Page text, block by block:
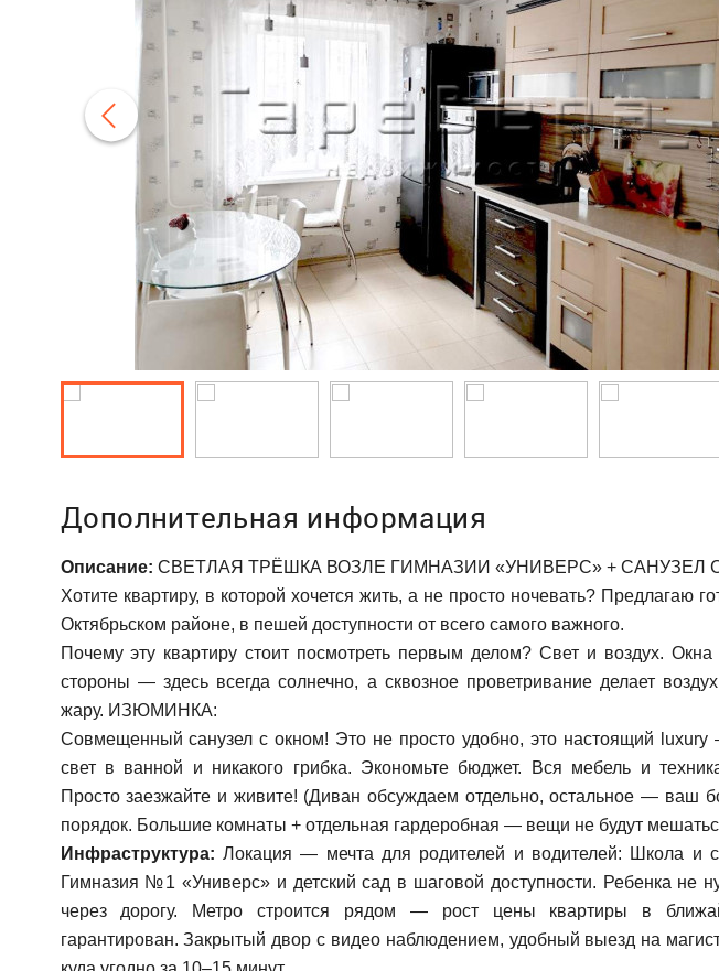
Дополнительная информация
Описание: СВЕТЛАЯ ТРЁШКА ВОЗЛЕ ГИМНАЗИИ «УНИВЕРС» + САНУЗЕЛ
Хотите квартиру, в которой хочется жить, а не просто ночевать? Предлагаю
Октябрьском районе, в пешей доступности от всего самого важного.
Почему эту квартиру стоит посмотреть первым делом? Свет и воздух.
стороны — здесь всегда солнечно, а сквозное проветривание делает
жару. ИЗЮМИНКА:
Совмещенный санузел с окном! Это не просто удобно, это настоящий luxury
свет в ванной и никакого грибка. Экономьте бюджет. Вся мебель и
Просто заезжайте и живите! (Диван обсуждаем отдельно, остальное — ваш
порядок. Большие комнаты + отдельная гардеробная — вещи не будут
Инфраструктура: Локация — мечта для родителей и водителей: Школа и
Гимназия №1 «Универс» и детский сад в шаговой доступности. Ребенка не
через дорогу. Метро строится рядом — рост цены квартиры в
гарантирован. Закрытый двор с видео наблюдением, удобный выезд на